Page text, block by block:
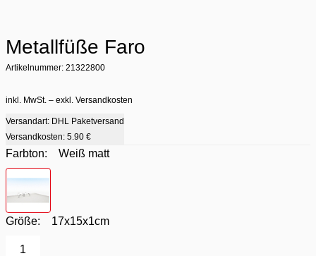
Metallfüße Faro
Artikelnummer: 21322800
inkl. MwSt. – exkl. Versandkosten
Versandart: DHL Paketversand
Versandkosten: 5.90 €
Farbton:
Weiß matt
Farbton- Weiß matt
Größe: 17x15x1cm
1